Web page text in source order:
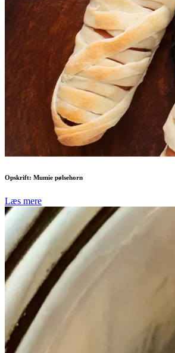
Opskrift: Mumie pølsehorn
Læs mere